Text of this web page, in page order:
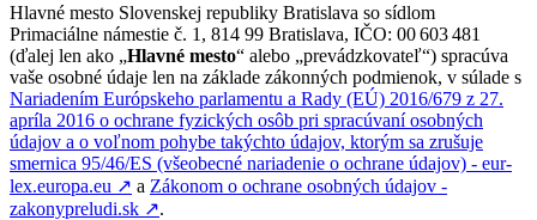
Hlavné mesto Slovenskej republiky Bratislava so sídlom
Primaciálne námestie č. 1, 814 99 Bratislava, IČO: 00 603 481
(ďalej len ako „Hlavné mesto“ alebo „prevádzkovateľ“) spracúva
vaše osobné údaje len na základe zákonných podmienok, v súlade s
Nariadením Európskeho parlamentu a Rady (EÚ) 2016/679 z 27.
apríla 2016 o ochrane fyzických osôb pri spracúvaní osobných
údajov a o voľnom pohybe takýchto údajov, ktorým sa zrušuje
smernica 95/46/ES (všeobecné nariadenie o ochrane údajov) - eur-
lex.europa.eu ↗︎ a Zákonom o ochrane osobných údajov -
zakonypreludi.sk ↗︎.